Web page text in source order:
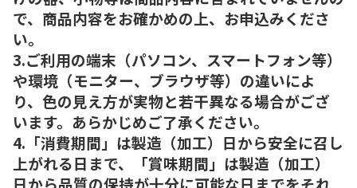
で、商品内容をお確かめの上、お申込みくださ
い。
3.ご利用の端末（パソコン、スマートフォン等）
や環境（モニター、ブラウザ等）の違いによ
り、色の見え方が実物と若干異なる場合がござ
います。あらかじめご了承ください。
4.「消費期間」は製造（加工）日から安全に召し
上がれる日まで、「賞味期間」は製造（加工）